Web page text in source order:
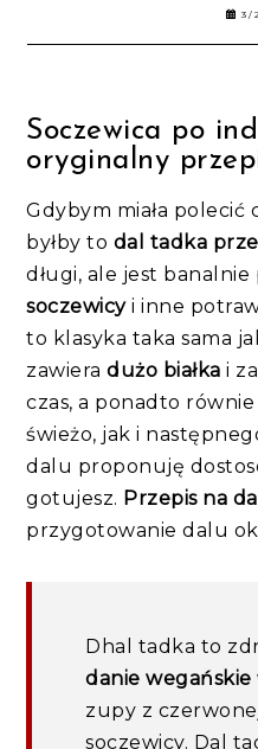
3/
Soczewica po
oryginalny
Gdybym miała polecić
byłby to dal tadka
długi, ale jest
soczewicyi inne
to klasyka taka sama
zawieradużo białka i
czas, a ponadto
świeżo, jak i
dalu proponuję
gotujesz. Przepis na
przygotowanie dalu
Dhal tadka to
danie wegańskie
zupy z
soczewicy. Dal